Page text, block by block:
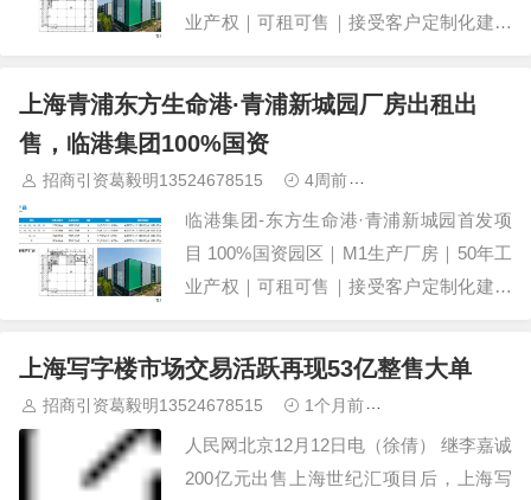
业产权｜可租可售｜接受客户定制化建设
发项目由青浦区人民政府与临港集团联合
打造，是长三角生物医药标杆园区。园区
为100%国资控股，50年产权M1工业用
地，可租可售，支持企业"办公…
上海青浦东方生命港·青浦新城园厂房出租出
售，临港集团100%国资
招商引资葛毅明13524678515 4周前
临港集团-东方生命港·青浦新城园首发项
目 100%国资园区｜M1生产厂房｜50年工
业产权｜可租可售｜接受客户定制化建设
发项目由青浦区人民政府与临港集团联合
打造，是长三角生物医药标杆园区。园区
为100%国资控股，50年产权M1工业用
地，可租可售，支持企业"办公…
上海写字楼市场交易活跃再现53亿整售大单
招商引资葛毅明13524678515 1个月前
人民网北京12月12日电（徐倩） 继李嘉诚
200亿元出售上海世纪汇项目后，上海写